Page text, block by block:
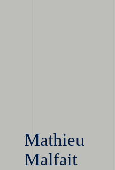
Mathieu
Malfait